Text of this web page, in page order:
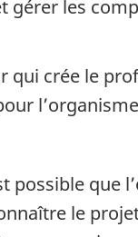
gérer les
qui crée le
possible que
le